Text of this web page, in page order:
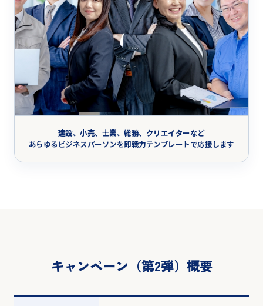
建設、小売、士業、総務、クリエイターなど
あらゆるビジネスパーソンを即戦力テンプレートで応援します
キャンペーン（第2弾）概要